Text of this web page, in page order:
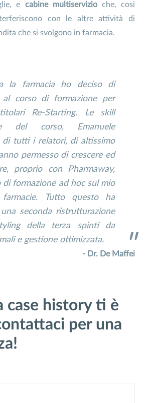
e cabine multiservizio che, cosi
con le altre attività di
che si svolgono in farmacia.
la farmacia ho deciso di
al corso di formazione per
Re-Starting. Le skill
del corso, Emanuele
di tutti i relatori, di altissimo
permesso di crescere ed
proprio con Pharmaway,
di formazione ad hoc sul mio
Tutto questo ha
seconda ristrutturazione
della terza spinti da
e gestione ottimizzata.
- Dr. De Maffei
case history ti è
per una